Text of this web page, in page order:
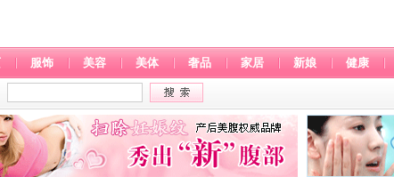
服饰 美容 美体 奢品 家居 新娘 健康